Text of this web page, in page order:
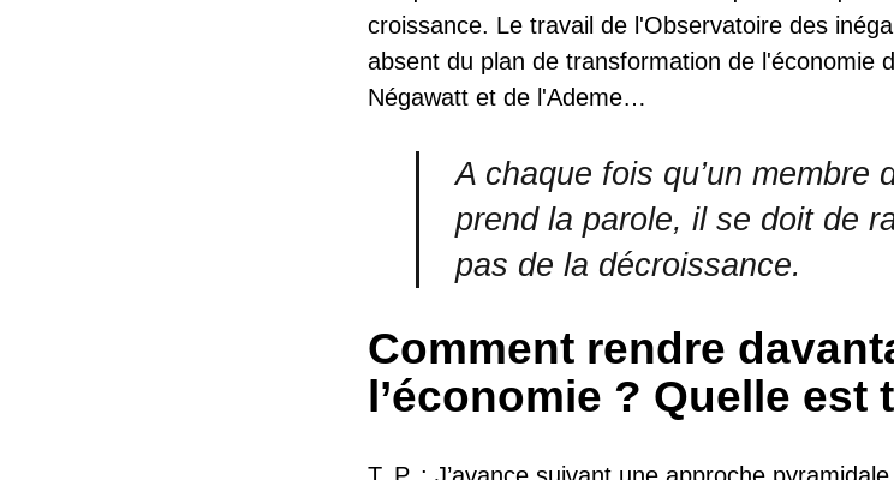
croissance. Le travail de l'Observatoire des
absent du plan de transformation de l'économie
Négawatt et de l'Ademe…
A chaque fois qu’un membre
prend la parole, il se doit de
pas de la décroissance.
Comment rendre
l’économie ? Quelle est